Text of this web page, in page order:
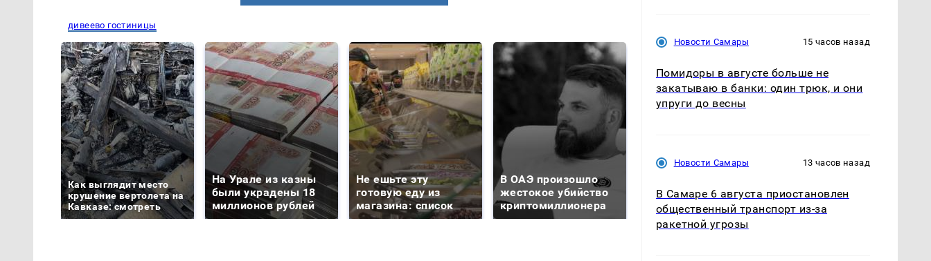
дивеево гостиницы
Как выглядит место
крушение вертолета на
Кавказе: смотреть
На Урале из казны
были украдены 18
миллионов рублей
Не ешьте эту
готовую еду из
магазина: список
В ОАЭ произошло
жестокое убийство
криптомиллионера
падению вертолета на
Кавказе: читать здесь
было с 1945: чего
ждать всем нам?
Новости Самары 15 часов назад
Помидоры в августе больше не
закатываю в банки: один трюк, и они
упруги до весны
Новости Самары 13 часов назад
В Самаре 6 августа приостановлен
общественный транспорт из-за
ракетной угрозы